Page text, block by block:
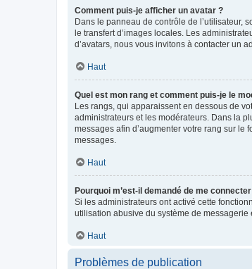
Comment puis-je afficher un avatar ?
Dans le panneau de contrôle de l’utilisateur,
le transfert d’images locales. Les
d’avatars, nous vous invitons à contacter un
Haut
Quel est mon rang et comment puis-je le
Les rangs, qui apparaissent en dessous de
administrateurs et les modérateurs. Dans la
messages afin d’augmenter votre rang sur
messages.
Haut
Pourquoi m’est-il demandé de me
Si les administrateurs ont activé cette
utilisation abusive du système de
Haut
Problèmes de publication